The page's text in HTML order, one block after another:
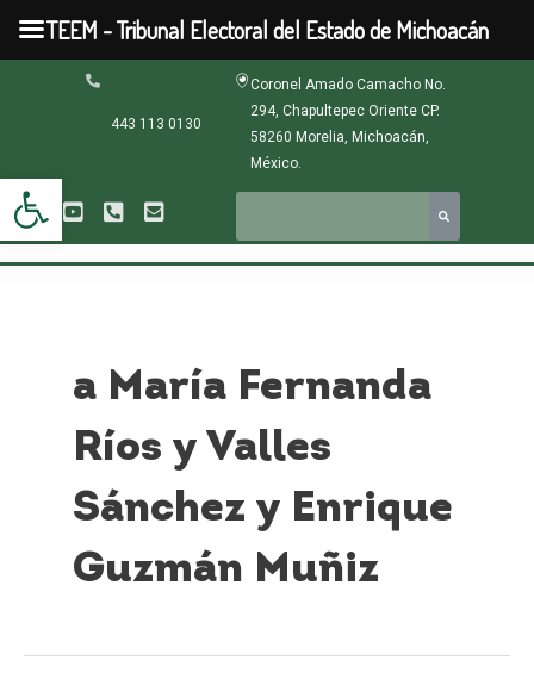
Abrir barra de herramientas
contenido
443 113 0130
Coronel Amado Camacho No.
294, Chapultepec Oriente CP.
58260 Morelia, Michoacán,
México.
a María Fernanda
Ríos y Valles
Sánchez y Enrique
Guzmán Muñiz
TEEM - Tribunal Electoral del Estado de Michoacán